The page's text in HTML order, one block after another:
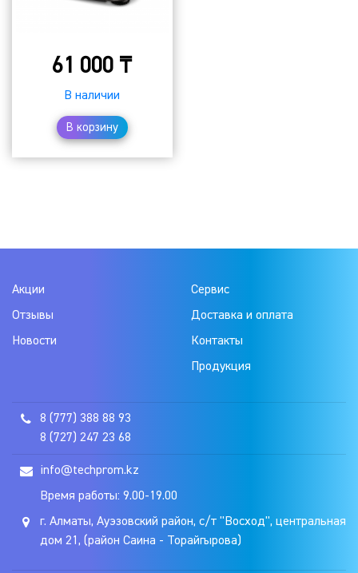
61 000 ₸
В наличии
В корзину
Акции
Отзывы
Новости
Сервис
Доставка и оплата
Контакты
Продукция
8 (777) 388 88 93
8 (727) 247 23 68
info@techprom.kz
Время работы: 9.00-19.00
г. Алматы, Ауэзовский район, с/т "Восход", центральная
дом 21, (район Саина - Торайгырова)